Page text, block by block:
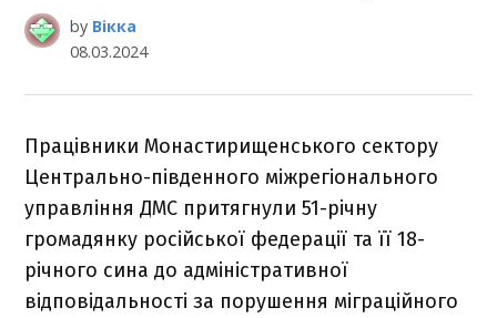
by Вікка
08.03.2024
Працівники Монастирищенського сектору
Центрально-південного міжрегіонального
управління ДМС притягнули 51-річну
громадянку російської федерації та її 18-
річного сина до адміністративної
відповідальності за порушення міграційного